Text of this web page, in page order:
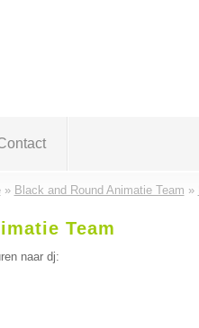
» Black and Round Animatie Team »
Team
naar dj: